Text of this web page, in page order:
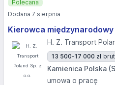
Kierowca międzynarodowy
H. Z. Transport
13 500-17 000 zł
Kamienica Polska
umowa o pracę
Polecana
Dodana 7 sierpnia